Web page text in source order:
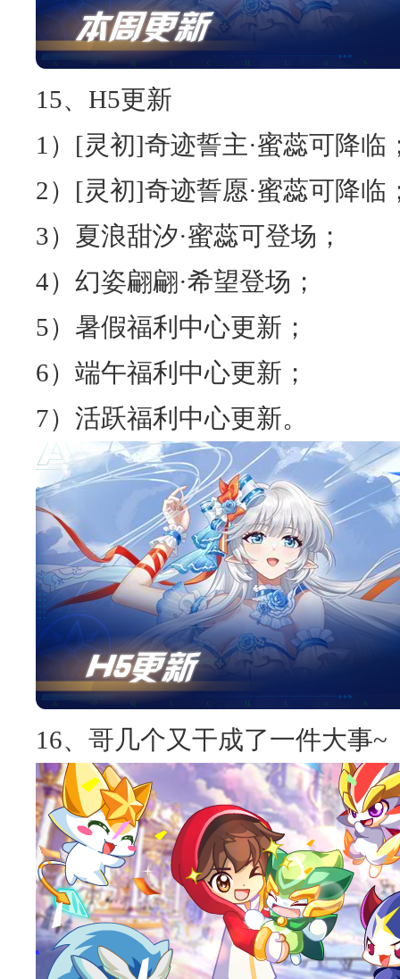
15、H5更新
1）[灵初]奇迹誓主·蜜蕊可降临
2）[灵初]奇迹誓愿·蜜蕊可降临
3）夏浪甜汐·蜜蕊可登场；
4）幻姿翩翩·希望登场；
5）暑假福利中心更新；
6）端午福利中心更新；
7）活跃福利中心更新。
16、哥几个又干成了一件大事~